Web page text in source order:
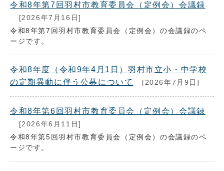
令和8年第7回羽村市教育委員会（定例会）会議録
[2026年7月16日]
令和8年第7回羽村市教育委員会（定例会）の会議録のペ
ージです。
令和8年度（令和9年4月1日）羽村市立小・中学校
の定期異動に伴う公募について
[2026年7月9日]
令和8年第6回羽村市教育委員会（定例会）会議録
[2026年6月11日]
令和8年第5回羽村市教育委員会（定例会）の会議録のペ
ージです。